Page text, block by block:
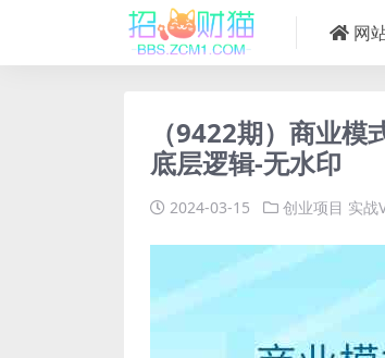
网
（9422期）商业
底层逻辑-无水印
2024-03-15 创业项目 实战